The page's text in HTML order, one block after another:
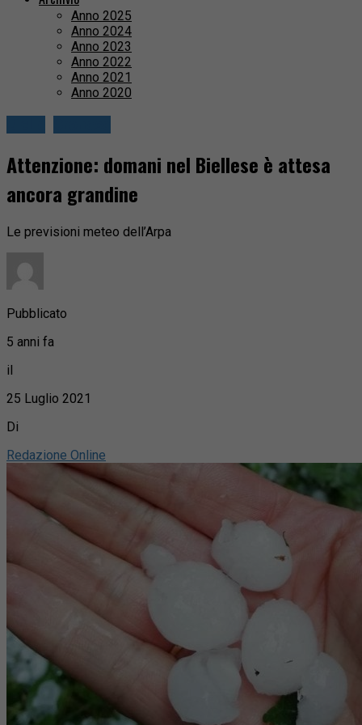
Anno 2025
Anno 2024
Anno 2023
Anno 2022
Anno 2021
Anno 2020
Attenzione: domani nel Biellese è attesa
ancora grandine
Le previsioni meteo dell’Arpa
Pubblicato
5 anni fa
il
25 Luglio 2021
Di
Redazione Online